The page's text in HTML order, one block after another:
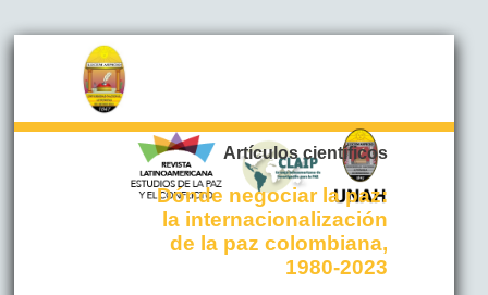
Artículos científicos
Dónde negociar la paz:
la internacionalización
de la paz colombiana,
1980-2023